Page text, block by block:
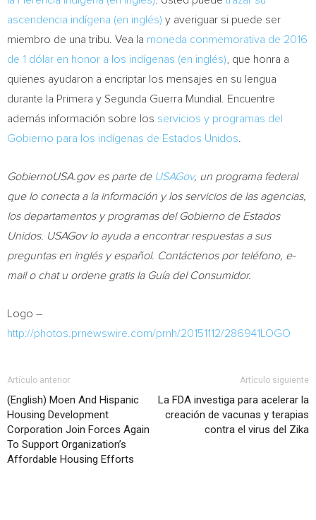
ascendencia indígena (en inglés) y averiguar si puede ser
miembro de una tribu. Vea la moneda conmemorativa de 2016
de 1 dólar en honor a los indígenas (en inglés) , que honra a
quienes ayudaron a encriptar los mensajes en su lengua
durante la Primera y Segunda Guerra Mundial. Encuentre
además información sobre los servicios y programas del
Gobierno para los indígenas de Estados Unidos
GobiernoUSA.gov es parte de USAGov, un programa federal
que lo conecta a la información y los servicios de las agencias,
los departamentos y programas del Gobierno de Estados
Unidos. USAGov lo ayuda a encontrar respuestas a sus
preguntas en inglés y español. Contáctenos por teléfono, e-
mail o chat u ordene gratis la Guía del Consumidor.
Logo –
http://photos.prnewswire.com/prnh/20151112/286941LOGO
Artículo anterior
(English) Moen And Hispanic
Housing Development
Corporation Join Forces Again
To Support Organization’s
Affordable Housing Efforts
Artículo siguiente
La FDA investiga para acelerar la
creación de vacunas y terapias
contra el virus del Zika